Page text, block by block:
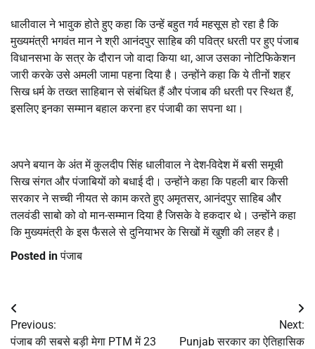
धालीवाल ने भावुक होते हुए कहा कि उन्हें बहुत गर्व महसूस हो रहा है कि
मुख्यमंत्री भगवंत मान ने श्री आनंदपुर साहिब की पवित्र धरती पर हुए पंजाब
विधानसभा के सत्र के दौरान जो वादा किया था, आज उसका नोटिफिकेशन
जारी करके उसे अमली जामा पहना दिया है। उन्होंने कहा कि ये तीनों शहर
सिख धर्म के तख्त साहिबान से संबंधित हैं और पंजाब की धरती पर स्थित हैं,
इसलिए इनका सम्मान बहाल करना हर पंजाबी का सपना था।
अपने बयान के अंत में कुलदीप सिंह धालीवाल ने देश-विदेश में बसी समूची
सिख संगत और पंजाबियों को बधाई दी। उन्होंने कहा कि पहली बार किसी
सरकार ने सच्ची नीयत से काम करते हुए अमृतसर, आनंदपुर साहिब और
तलवंडी साबो को वो मान-सम्मान दिया है जिसके वे हकदार थे। उन्होंने कहा
कि मुख्यमंत्री के इस फैसले से दुनियाभर के सिखों में खुशी की लहर है।
Posted inपंजाब
Post
navigation
Previous:
पंजाब की सबसे बड़ी मेगा PTM में 23
Next:
Punjab सरकार का ऐतिहासिक